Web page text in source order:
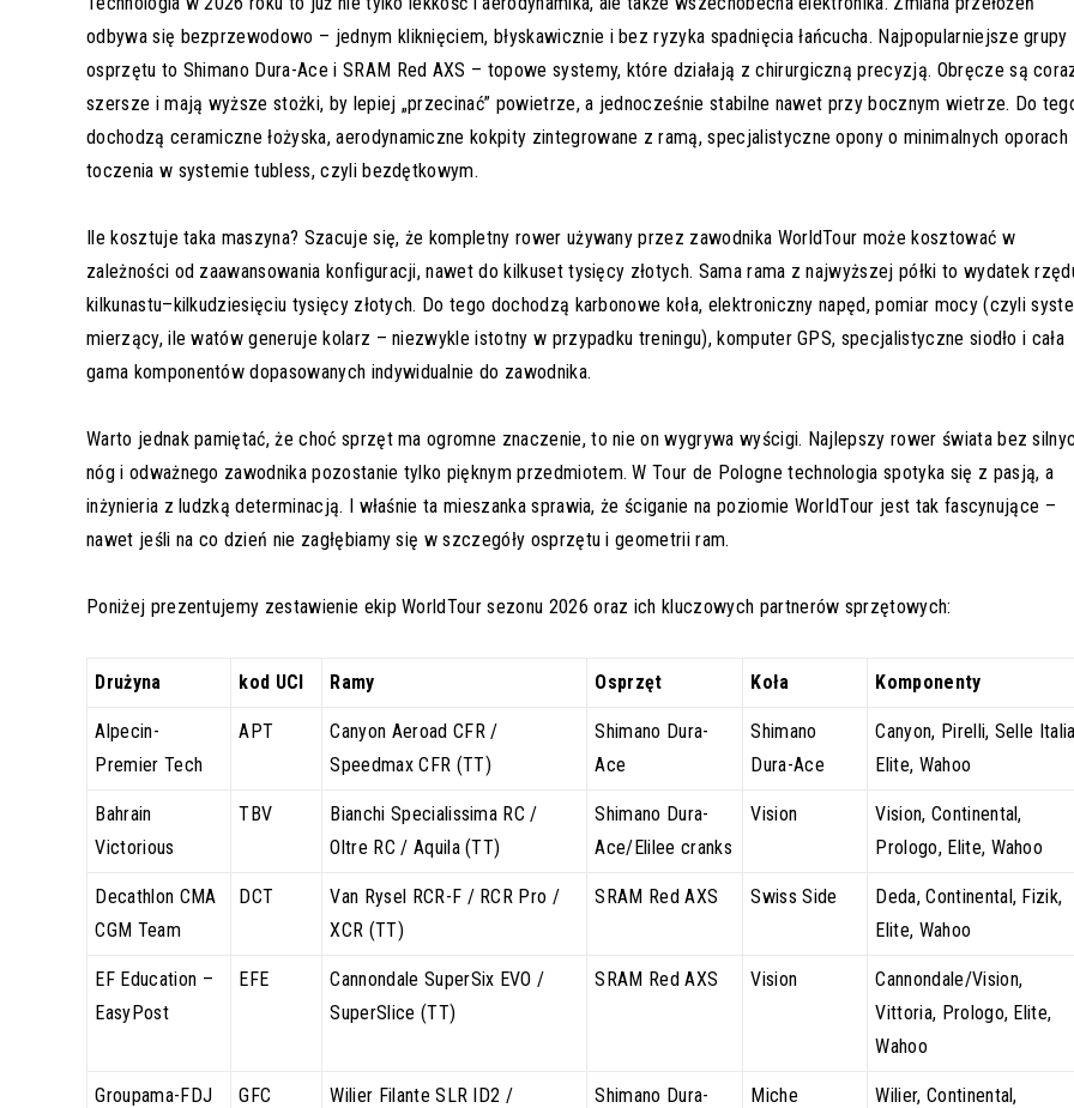
odbywa się bezprzewodowo – jednym kliknięciem, błyskawicznie i bez ryzyka spadnięcia łańcucha. Najpopularniejsze grupy
osprzętu to Shimano Dura-Ace i SRAM Red AXS – topowe systemy, które działają z chirurgiczną precyzją. Obręcze są
szersze i mają wyższe stożki, by lepiej „przecinać” powietrze, a jednocześnie stabilne nawet przy bocznym wietrze. Do
dochodzą ceramiczne łożyska, aerodynamiczne kokpity zintegrowane z ramą, specjalistyczne opony o minimalnych oporach
toczenia w systemie tubless, czyli bezdętkowym.
Ile kosztuje taka maszyna? Szacuje się, że kompletny rower używany przez zawodnika WorldTour może kosztować w
zależności od zaawansowania konfiguracji, nawet do kilkuset tysięcy złotych. Sama rama z najwyższej półki to wydatek
kilkunastu–kilkudziesięciu tysięcy złotych. Do tego dochodzą karbonowe koła, elektroniczny napęd, pomiar mocy (czyli
mierzący, ile watów generuje kolarz – niezwykle istotny w przypadku treningu), komputer GPS, specjalistyczne siodło i cała
gama komponentów dopasowanych indywidualnie do zawodnika.
Warto jednak pamiętać, że choć sprzęt ma ogromne znaczenie, to nie on wygrywa wyścigi. Najlepszy rower świata bez
nóg i odważnego zawodnika pozostanie tylko pięknym przedmiotem. W Tour de Pologne technologia spotyka się z pasją, a
inżynieria z ludzką determinacją. I właśnie ta mieszanka sprawia, że ściganie na poziomie WorldTour jest tak fascynujące –
nawet jeśli na co dzień nie zagłębiamy się w szczegóły osprzętu i geometrii ram.
Poniżej prezentujemy zestawienie ekip WorldTour sezonu 2026 oraz ich kluczowych partnerów sprzętowych:
Drużyna kod UCI Ramy Osprzęt Koła Komponenty
Alpecin-
Premier Tech
APT
Canyon Aeroad CFR /
Speedmax CFR (TT)
Shimano Dura-
Ace
Shimano
Dura-Ace
Canyon, Pirelli, Selle
Elite, Wahoo
Bahrain
Victorious
TBV
Bianchi Specialissima RC /
Oltre RC / Aquila (TT)
Shimano Dura-
Ace/Elilee cranks
Vision
Vision, Continental,
Prologo, Elite, Wahoo
Decathlon CMA
CGM Team
DCT
Van Rysel RCR-F / RCR Pro /
XCR (TT)
SRAM Red AXS Swiss Side
Deda, Continental, Fizik,
Elite, Wahoo
EF Education –
EasyPost
EFE
Cannondale SuperSix EVO /
SuperSlice (TT)
SRAM Red AXS Vision
Cannondale/Vision,
Vittoria, Prologo, Elite,
Wahoo
Groupama-FDJ
GFC
Wilier Filante SLR ID2 /
Shimano Dura-
Miche
Wilier, Continental,